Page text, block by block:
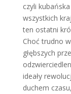
czyli
wszystkich
ten ostatni
Choć trudno
głębszych
ideały
duchem